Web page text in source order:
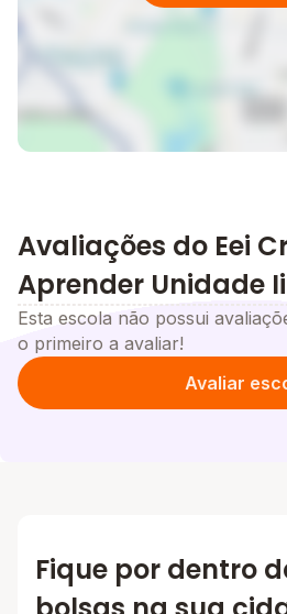
Avaliações do Eei
Aprender Unidade Ii
Esta escola não possui
o primeiro a avaliar!
Avaliar
Fique por dentro